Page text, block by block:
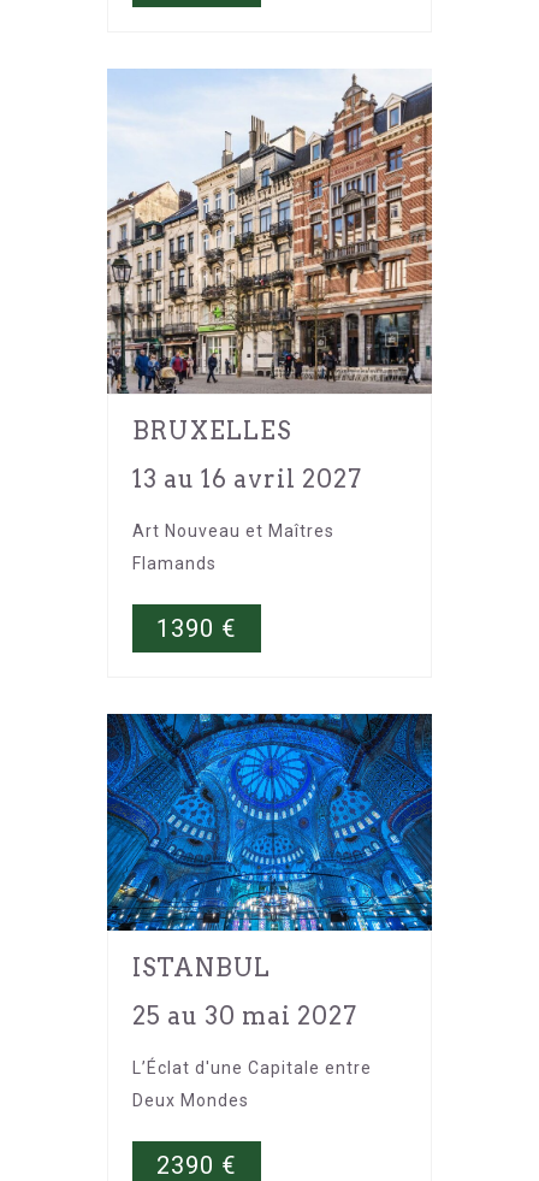
BRUXELLES
13 au 16 avril 2027
Art Nouveau et Maîtres
Flamands
1390 €
ISTANBUL
25 au 30 mai 2027
L’Éclat d'une Capitale entre
Deux Mondes
2390 €